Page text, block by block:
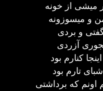
میشی از خونه
و میسوزونه
و بردی
آزردی
کنارم بود
تارم بود
که برداشتی